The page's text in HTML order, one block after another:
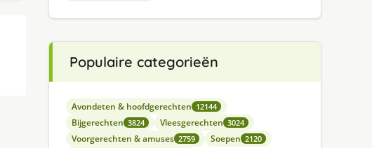
Populaire categorieën
Avondeten & hoofdgerechten 12144
Bijgerechten 3824 Vleesgerechten 3024
Voorgerechten & amuses 2759 Soepen 2120